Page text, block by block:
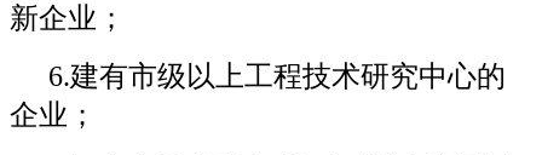
新企业；
6.建有市级以上工程技术研究中心的
企业；